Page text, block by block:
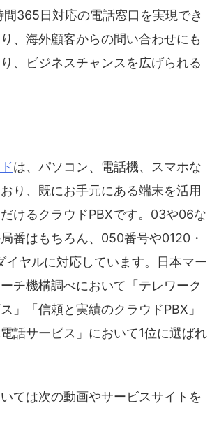
365日対応の電話窓口を実現でき
、海外顧客からの問い合わせにも
、ビジネスチャンスを広げられる
は、パソコン、電話機、スマホな
り、既にお手元にある端末を活用
けるクラウドPBXです。03や06な
番はもちろん、050番号や0120・
イヤルに対応しています。日本マー
チ機構調べにおいて「テレワーク
」「信頼と実績のクラウドPBX」
電話サービス」において1位に選ばれ
ては次の動画やサービスサイトを